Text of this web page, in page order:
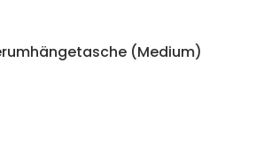
(Medium)